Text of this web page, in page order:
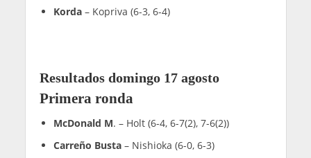
Korda– Kopriva (6-3, 6-4)
Resultados domingo 17 agosto
Primera ronda
McDonald M. – Holt (6-4, 6-7(2), 7-6(2))
Carreño Busta– Nishioka (6-0, 6-3)